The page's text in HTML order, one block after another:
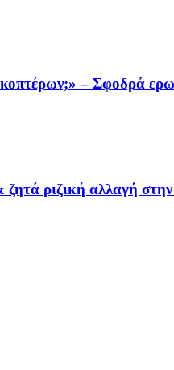
– Σφοδρά
ριζική αλλαγή